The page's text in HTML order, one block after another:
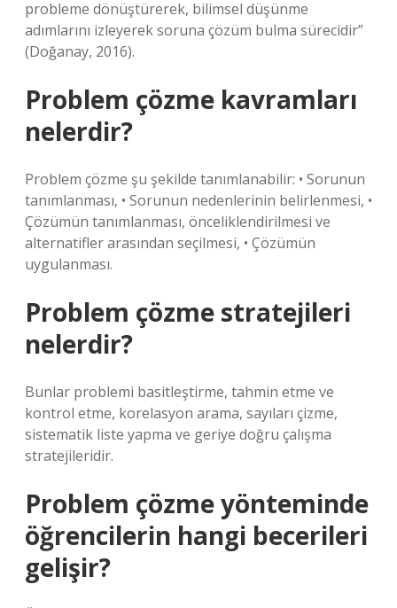
probleme dönüştürerek, bilimsel düşünme
adımlarını izleyerek soruna çözüm bulma sürecidir”
(Doğanay, 2016).
Problem çözme kavramları
nelerdir?
Problem çözme şu şekilde tanımlanabilir: • Sorunun
tanımlanması, • Sorunun nedenlerinin belirlenmesi, •
Çözümün tanımlanması, önceliklendirilmesi ve
alternatifler arasından seçilmesi, • Çözümün
uygulanması.
Problem çözme stratejileri
nelerdir?
Bunlar problemi basitleştirme, tahmin etme ve
kontrol etme, korelasyon arama, sayıları çizme,
sistematik liste yapma ve geriye doğru çalışma
stratejileridir.
Problem çözme yönteminde
öğrencilerin hangi becerileri
gelişir?